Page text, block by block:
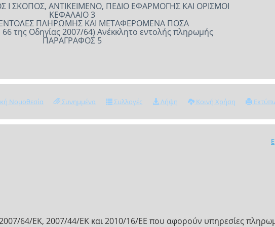
I ΣΚΟΠΟΣ, ΑΝΤΙΚΕΙΜΕΝΟ, ΠΕΔΙΟ ΕΦΑΡΜΟΓΗΣ ΚΑΙ ΟΡΙΣΜΟΙ
ΚΕΦΑΛΑΙΟ 3
ΠΛΗΡΩΜΗΣ ΚΑΙ ΜΕΤΑΦΕΡΟΜΕΝΑ ΠΟΣΑ
της Οδηγίας 2007/64) Ανέκκλητο εντολής πληρωμής
ΠΑΡΑΓΡΑΦΟΣ 5
Νομοθεσία Συνημμένα Συλλογές Λήψη Κοινή Χρήση
64/ΕΚ, 2007/44/ΕΚ και 2010/16/ΕΕ που αφορούν υπηρεσίες